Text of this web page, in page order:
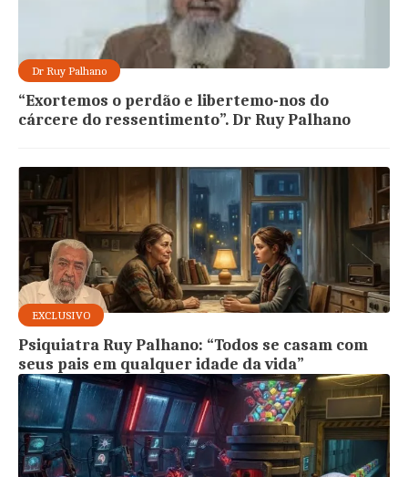
Dr Ruy Palhano
“Exortemos o perdão e libertemo-nos do
cárcere do ressentimento”. Dr Ruy Palhano
EXCLUSIVO
Psiquiatra Ruy Palhano: “Todos se casam com
seus pais em qualquer idade da vida”